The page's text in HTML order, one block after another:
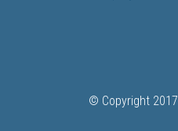
© Copyright 2017